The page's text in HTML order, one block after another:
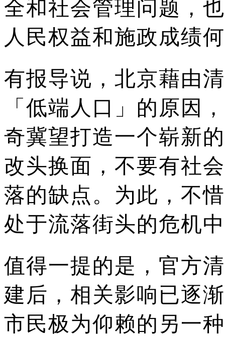
全和社会管理问题，
人民权益和施政成绩
有报导说，北京藉由
「低端人口」的原因
奇冀望打造一个崭新
改头换面，不要有社
落的缺点。 为此，不
处于流落街头的危机
值得一提的是，官方
建后，相关影响已逐
市民极为仰赖的另一